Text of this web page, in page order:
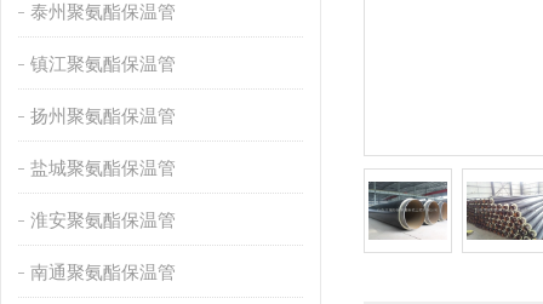
泰州聚氨酯保温管
镇江聚氨酯保温管
扬州聚氨酯保温管
盐城聚氨酯保温管
淮安聚氨酯保温管
南通聚氨酯保温管